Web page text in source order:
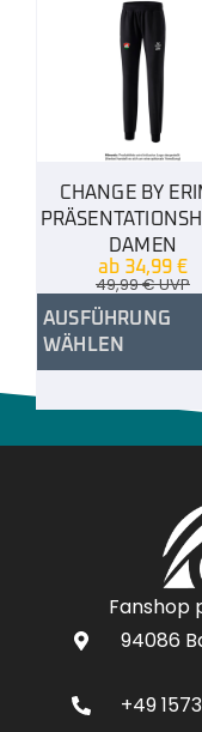
CHANGE BY
DAMEN
ab 34,99 €
49,99€UVP
AUSFÜHRUNG
WÄHLEN
Fanshop
94086
+49